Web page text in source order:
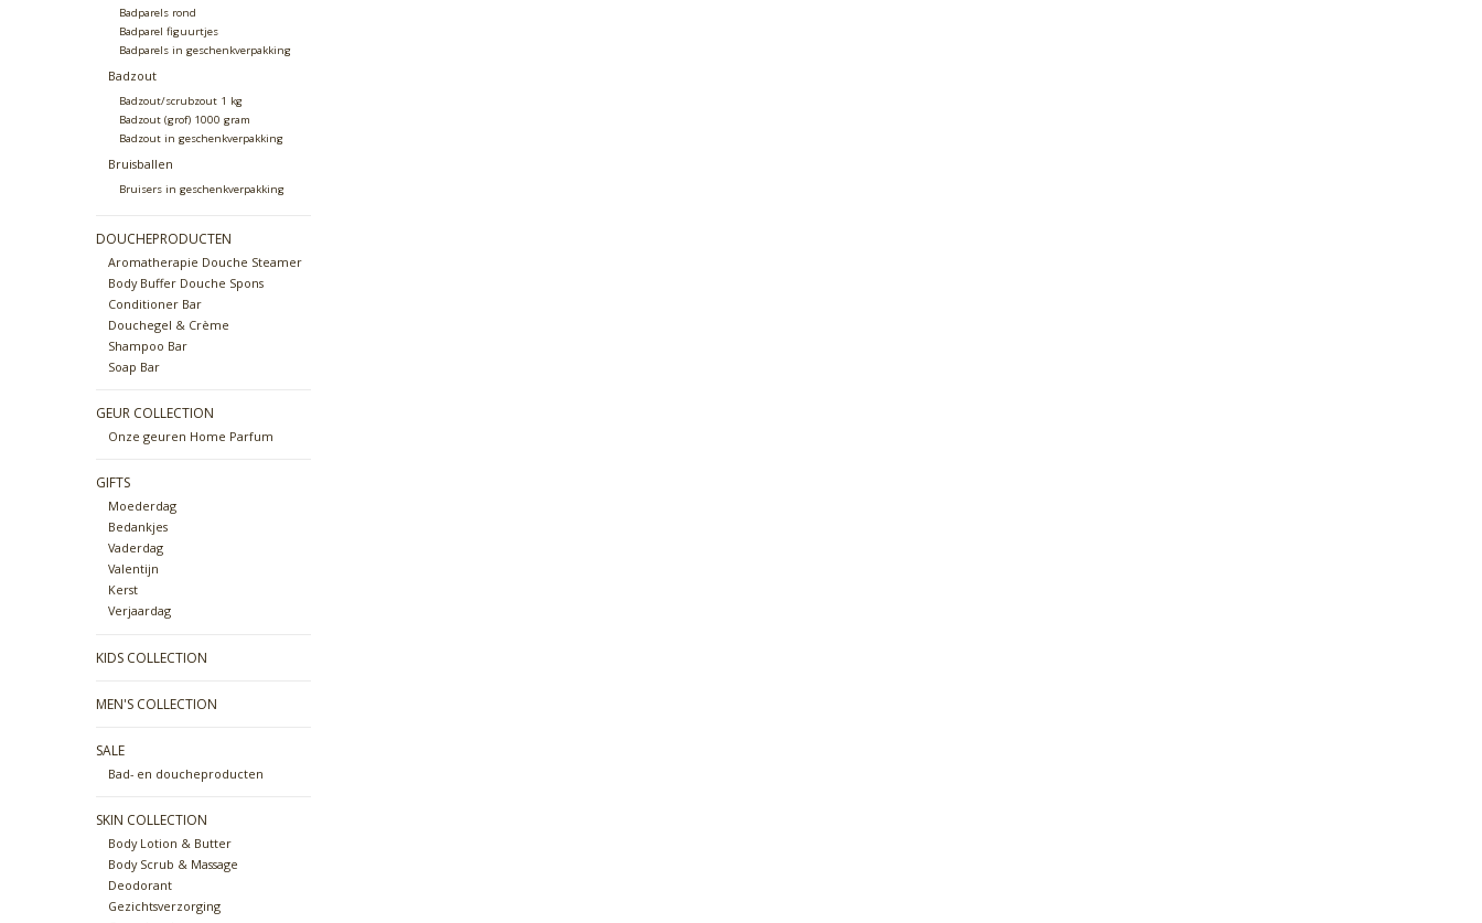
Badparels rond
Badparel figuurtjes
Badparels in geschenkverpakking
Badzout
Badzout/scrubzout 1 kg
Badzout (grof) 1000 gram
Badzout in geschenkverpakking
Bruisballen
Bruisers in geschenkverpakking
DOUCHEPRODUCTEN
Aromatherapie Douche Steamer
Body Buffer Douche Spons
Conditioner Bar
Douchegel & Crème
Shampoo Bar
Soap Bar
GEUR COLLECTION
Onze geuren Home Parfum
GIFTS
Moederdag
Bedankjes
Vaderdag
Valentijn
Kerst
Verjaardag
KIDS COLLECTION
MEN'S COLLECTION
SALE
Bad- en doucheproducten
SKIN COLLECTION
Body Lotion & Butter
Body Scrub & Massage
Deodorant
Gezichtsverzorging